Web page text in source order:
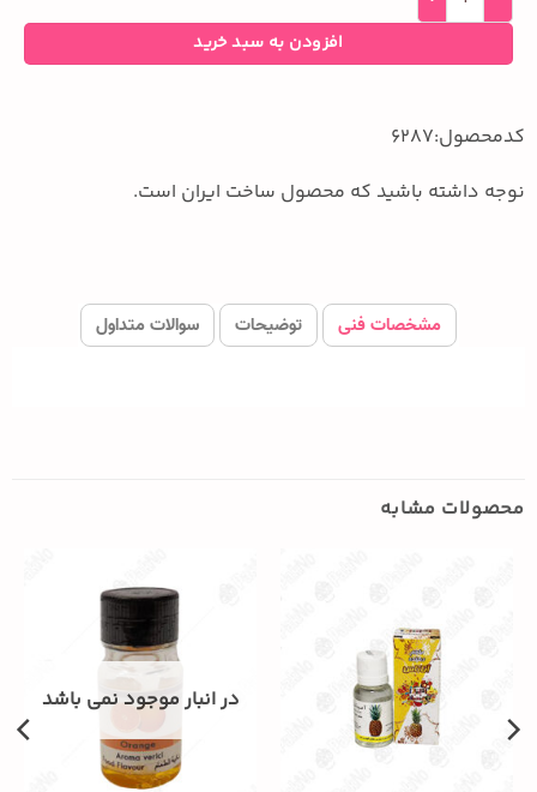
افزودن به سبد خرید
کدمحصول:6287
نوجه داشته باشید که محصول ساخت ایران است.
مشخصات فنی توضیحات سوالات متداول
محصولات مشابه
در انبار موجود نمی باشد